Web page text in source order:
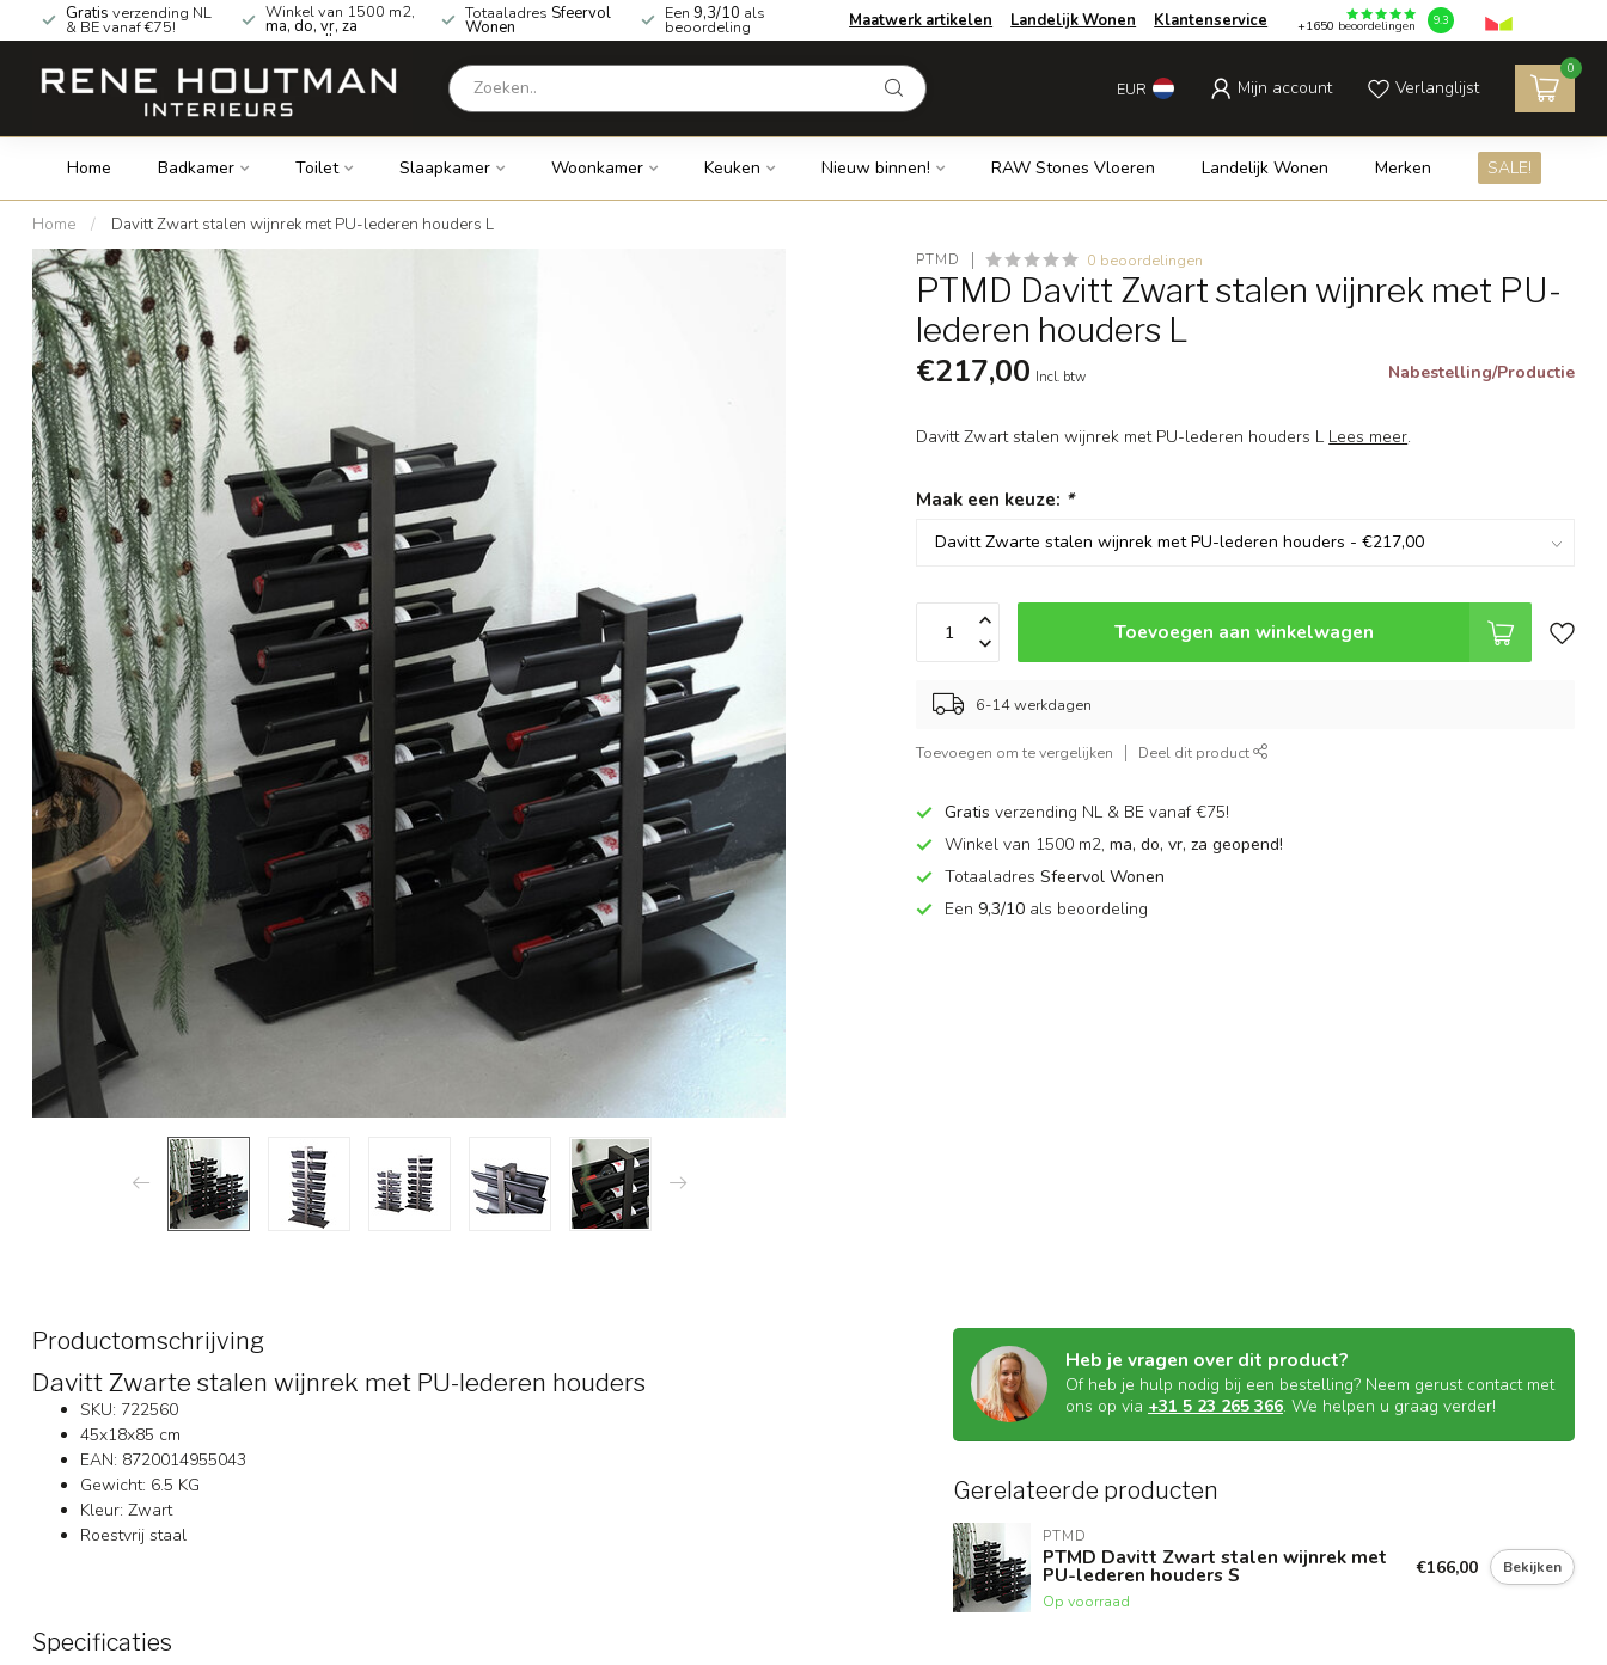
Gratis verzending NL
& BE vanaf €75!
Winkel van 1500 m2,
ma, do, vr, za
geopend!
Totaaladres Sfeervol
Wonen
Een 9,3/10 als
beoordeling Maatwerk artikelen Landelijk Wonen Klantenservice +1650 beoordelingen 9.3
EUR Mijn account Verlanglijst
0
Home Badkamer Toilet Slaapkamer Woonkamer Keuken Nieuw binnen! RAW Stones Vloeren Landelijk Wonen Merken SALE!
Home / Davitt Zwart stalen wijnrek met PU-lederen houders L
PTMD 0 beoordelingen
PTMD Davitt Zwart stalen wijnrek met PU-
lederen houders L
€217,00 Incl. btw Nabestelling/Productie
Davitt Zwart stalen wijnrek met PU-lederen houders L Lees meer.
Maak een keuze: *
Toevoegen aan winkelwagen
6-14 werkdagen
Toevoegen om te vergelijken Deel dit product
Gratisverzending NL & BE vanaf €75!
Winkel van 1500 m2,ma, do, vr, za geopend!
TotaaladresSfeervol Wonen
Een 9,3/10 als beoordeling
Productomschrijving
Davitt Zwarte stalen wijnrek met PU-lederen houders
SKU: 722560
45x18x85 cm
EAN: 8720014955043
Gewicht: 6.5 KG
Kleur: Zwart
Roestvrij staal
Specificaties
Heb je vragen over dit product?
Of heb je hulp nodig bij een bestelling? Neem gerust contact met
ons op via +31 5 23 265 366. We helpen u graag verder!
Gerelateerde producten
PTMD
PTMD Davitt Zwart stalen wijnrek met
PU-lederen houders S
Op voorraad
€166,00 Bekijken